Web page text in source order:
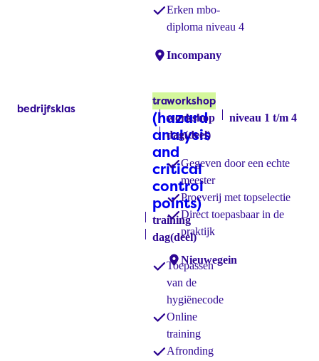
Erken mbo-
diploma niveau 4
Locaties:
Incompany
HACCP
(hazard
analysis
and
critical
control
points)
training
dag(deel)
training
Toepassen
van de
hygiënecode
Online
training
Afronding
Labels:
bedrijfsklas Kaas
workshop
niveau 1 t/m 4
dag(deel)
workshop
Gegeven door een echte
meester
Proeverij met topselectie
Direct toepasbaar in de
praktijk
Locaties:
Nieuwegein